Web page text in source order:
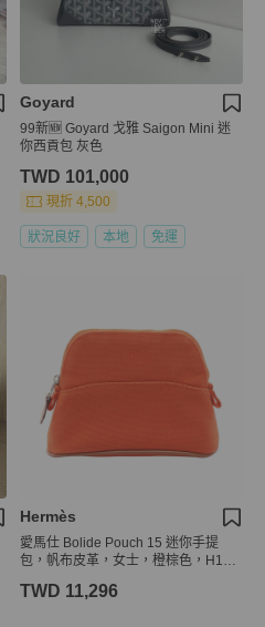
Goyard
99新🆕 Goyard 戈雅 Saigon Mini 迷
你西貢包 灰色
TWD 101,000
現折 4,500
狀況良好 本地 免運
Hermès
愛馬仕 Bolide Pouch 15 迷你手提
包，帆布皮革，女士，橙棕色，H103
TWD 11,296